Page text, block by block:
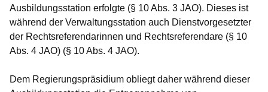
Ausbildungsstation erfolgte (§ 10 Abs. 3 JAO). Dieses ist
während der Verwaltungsstation auch Dienstvorgesetzter
der Rechtsreferendarinnen und Rechtsreferendare (§ 10
Abs. 4 JAO) (§ 10 Abs. 4 JAO).
Dem Regierungspräsidium obliegt daher während dieser